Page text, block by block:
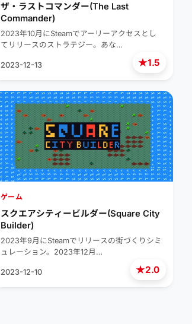
★1.5
ザ・ラストコマンダー(The Last
Commander)
2023年10月にSteamでアーリーアクセスとし
てリリースのストラテジー。あな…
2023-12-13
★2.0
ゲーム
スクエアシティービルダー(Square City
Builder)
2023年9月にSteamでリリースの街づくりシミ
ュレーション。2023年12月…
2023-12-10